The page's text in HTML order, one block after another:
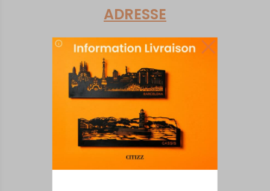
ADRESSE
Adresse *
Pays
Choisissez un Pays
Ville *